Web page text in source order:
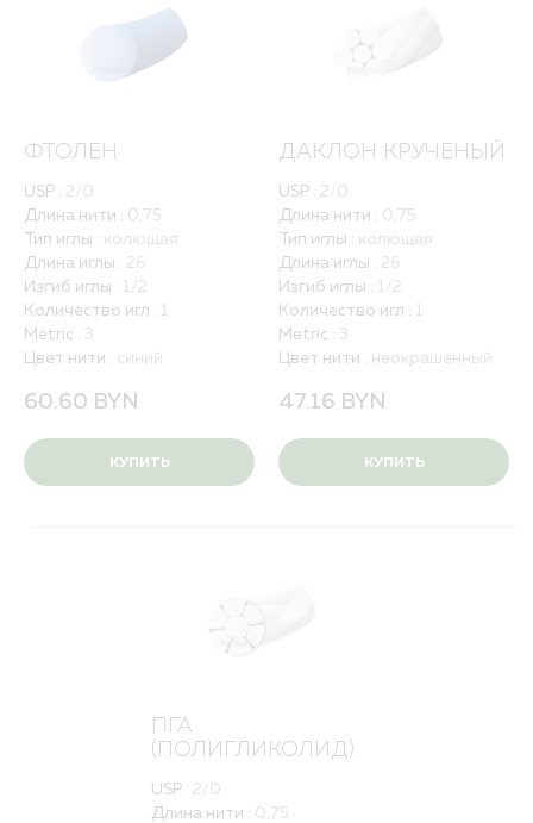
ФТОЛЕН
USP : 2/0
Длина нити : 0,75
Тип иглы : колющая
Длина иглы : 26
Изгиб иглы : 1/2
Количество игл : 1
Metric : 3
Цвет нити : синий
60.60 BYN
КУПИТЬ
ДАКЛОН КРУЧЕНЫЙ
USP : 2/0
Длина нити : 0,75
Тип иглы : колющая
Длина иглы : 26
Изгиб иглы : 1/2
Количество игл : 1
Metric : 3
Цвет нити : неокрашенный
47.16 BYN
КУПИТЬ
ПГА
(ПОЛИГЛИКОЛИД)
USP : 2/0
Длина нити : 0,75